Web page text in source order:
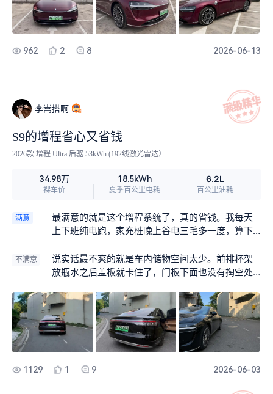
厂家后续能把装配工艺再提高一些。
962 2 8 2026-06-13
李嵩搭啊
S9的增程省心又省钱
2026款 增程 Ultra 后驱 53kWh (192线激光雷达）
34.98万
裸车价
18.5kWh
夏季百公里电耗
6.2L
百公里油耗
满意
最满意的就是这个增程系统了，真的省钱。我每天
上下班纯电跑，家充桩晚上谷电三毛多一度，算下
油耗表显6.2升，加92号油就行，比原来开油车省太
多了。最让人安心的是完全没有里程焦虑，53度大
300多公里，想去哪儿去哪儿，不用跟充电桩排队
较劲。
不满意
说实话最不爽的就是车内储物空间太少。前排杯架
放瓶水之后盖板就卡住了，门板下面也没有掏空处
放。还有个烦人的地方，主驾的门窗按键我老按成
后排，个子高的朋友坐进去经常误触。另外按摩功
能开一会儿就自动断了，大概一刻钟左右就停，想
接着按还得再开一次，这点体验不太好。
1129 1 9 2026-06-03